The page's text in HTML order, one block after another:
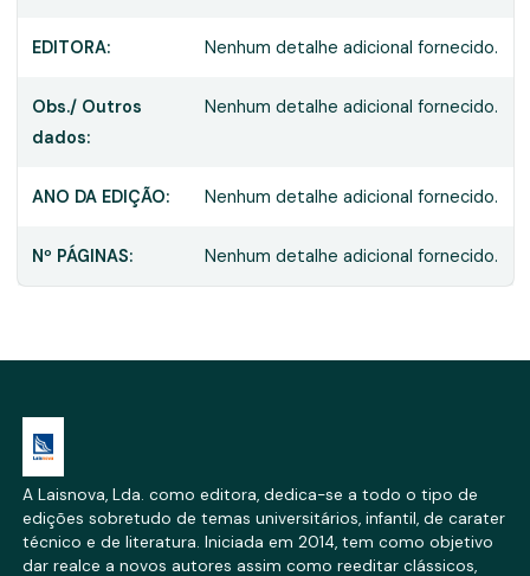
EDITORA: Nenhum detalhe adicional fornecido.
Obs./ Outros
dados:
Nenhum detalhe adicional fornecido.
ANO DA EDIÇÃO: Nenhum detalhe adicional fornecido.
Nº PÁGINAS: Nenhum detalhe adicional fornecido.
A Laisnova, Lda. como editora, dedica-se a todo o tipo de
edições sobretudo de temas universitários, infantil, de carater
técnico e de literatura. Iniciada em 2014, tem como objetivo
dar realce a novos autores assim como reeditar clássicos,